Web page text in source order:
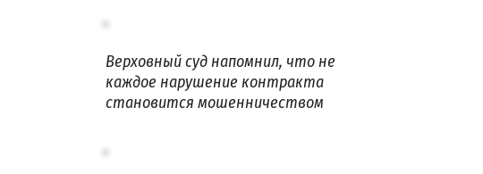
Верховный суд напомнил, что не
каждое нарушение контракта
становится мошенничеством